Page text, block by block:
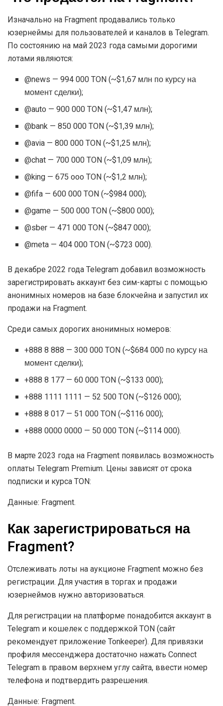
Изначально на Fragment продавались только
юзернеймы для пользователей и каналов в Telegram.
По состоянию на май 2023 года самыми дорогими
лотами являются:
@news — 994 000 TON (~$1,67 млн по курсу на
момент сделки);
@auto — 900 000 TON (~$1,47 млн);
@bank — 850 000 TON (~$1,39 млн);
@avia — 800 000 TON (~$1,25 млн);
@chat — 700 000 TON (~$1,09 млн);
@king — 675 ooo TON (~$1,2 млн);
@fifa — 600 000 TON (~$984 000);
@game — 500 000 TON (~$800 000);
@sber — 471 000 TON (~$847 000);
@meta — 404 000 TON (~$723 000).
В декабре 2022 года Telegram добавил возможность
зарегистрировать аккаунт без сим-карты с помощью
анонимных номеров на базе блокчейна и запустил их
продажи на Fragment.
Среди самых дорогих анонимных номеров:
+888 8 888 — 300 000 TON (~$684 000 по курсу на
момент сделки);
+888 8 177 — 60 000 TON (~$133 000);
+888 1111 1111 — 52 500 TON (~$126 000);
+888 8 017 — 51 000 TON (~$116 000);
+888 0000 0000 — 50 000 TON (~$114 000).
В марте 2023 года на Fragment появилась возможность
оплаты Telegram Premium. Цены зависят от срока
подписки и курса TON:
Данные: Fragment.
Как зарегистрироваться на
Fragment?
Отслеживать лоты на аукционе Fragment можно без
регистрации. Для участия в торгах и продажи
юзернеймов нужно авторизоваться.
Для регистрации на платформе понадобится аккаунт в
Telegram и кошелек с поддержкой TON (сайт
рекомендует приложение Tonkeeper). Для привязки
профиля мессенджера достаточно нажать Connect
Telegram в правом верхнем углу сайта, ввести номер
телефона и подтвердить разрешения.
Данные: Fragment.